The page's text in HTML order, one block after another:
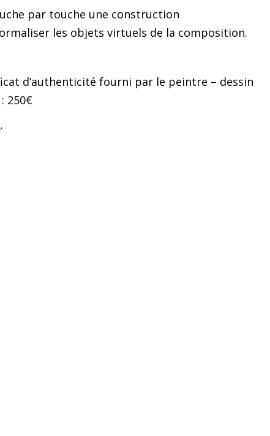
par touche une construction
les objets virtuels de la composition.
d’authenticité fourni par le peintre – dessin
250€
.